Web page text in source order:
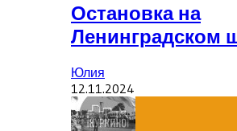
Остановка на
Ленинградском
Юлия
12.11.2024